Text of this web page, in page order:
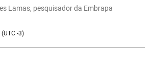
Lamas, pesquisador da Embrapa
-3)